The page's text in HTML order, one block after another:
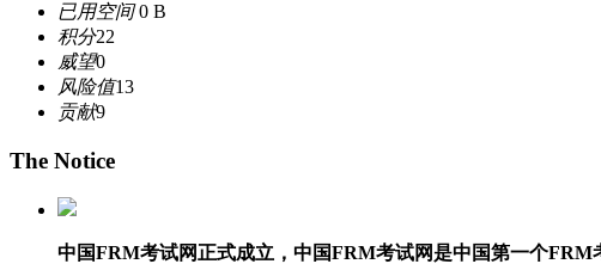
已用空间0 B
积分22
威望0
风险值13
贡献9
The Notice
中国FRM考试网正式成立，中国FRM考试网是中国第一个FRM